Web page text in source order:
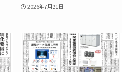
2026年7月21日